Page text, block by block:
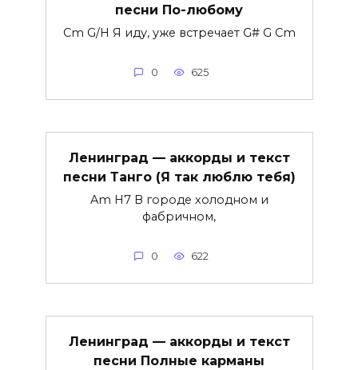
песни По-любому
Cm G/H Я иду, уже встречает G# G Cm
0 625
Ленинград — аккорды и текст
песни Танго (Я так люблю тебя)
Am H7 В городе холодном и
фабричном,
0 622
Ленинград — аккорды и текст
песни Полные карманы